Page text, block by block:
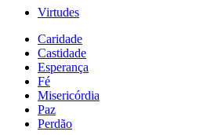
Virtudes
Caridade
Castidade
Esperança
Fé
Misericórdia
Paz
Perdão